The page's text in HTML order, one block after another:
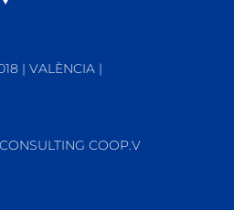
| VALÈNCIA |
COOP.V